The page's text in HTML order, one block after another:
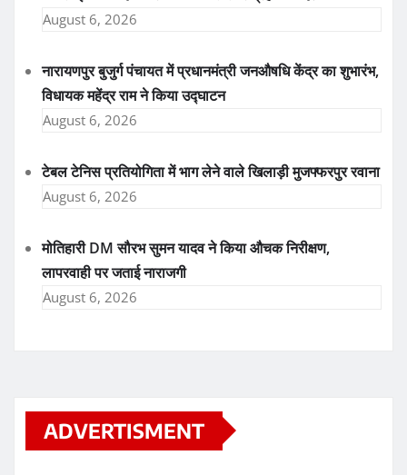
August 6, 2026
नारायणपुर बुजुर्ग पंचायत में प्रधानमंत्री जनऔषधि केंद्र का शुभारंभ,
विधायक महेंद्र राम ने किया उद्घाटन
August 6, 2026
टेबल टेनिस प्रतियोगिता में भाग लेने वाले खिलाड़ी मुजफ्फरपुर रवाना
August 6, 2026
मोतिहारी DM सौरभ सुमन यादव ने किया औचक निरीक्षण,
लापरवाही पर जताई नाराजगी
August 6, 2026
ADVERTISMENT